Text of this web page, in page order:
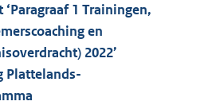
1 Trainingen,
en
2022’
Plattelands-